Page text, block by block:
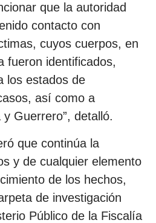
que la autoridad
contacto con
cuyos cuerpos, en
fueron identificados,
los estados de
así como a
Guerrero”, detalló.
que continúa la
y de cualquier elemento
de los hechos,
de investigación
Público de la Fiscalía